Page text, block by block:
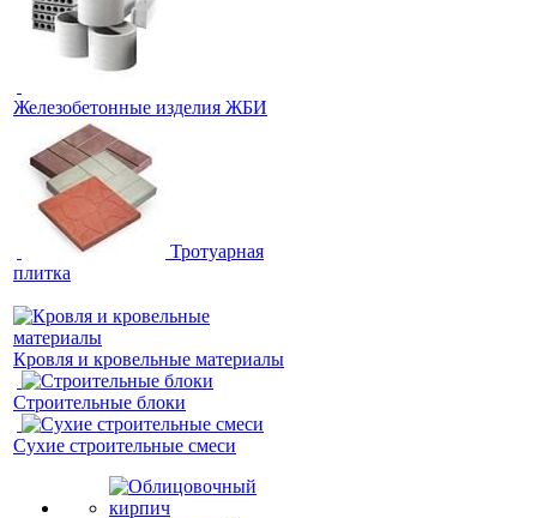
Железобетонные изделия ЖБИ
Тротуарная
плитка
Кровля и кровельные материалы
Строительные блоки
Сухие строительные смеси